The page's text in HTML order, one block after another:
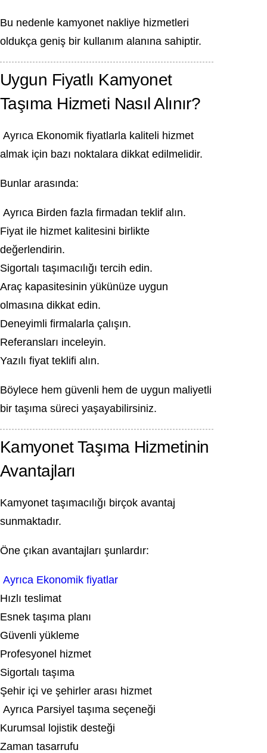
Bu nedenle kamyonet nakliye hizmetleri
oldukça geniş bir kullanım alanına sahiptir.
Uygun Fiyatlı Kamyonet
Taşıma Hizmeti Nasıl Alınır?
Ayrıca Ekonomik fiyatlarla kaliteli hizmet
almak için bazı noktalara dikkat edilmelidir.
Bunlar arasında:
Ayrıca Birden fazla firmadan teklif alın.
Fiyat ile hizmet kalitesini birlikte
değerlendirin.
Sigortalı taşımacılığı tercih edin.
Araç kapasitesinin yükünüze uygun
olmasına dikkat edin.
Deneyimli firmalarla çalışın.
Referansları inceleyin.
Yazılı fiyat teklifi alın.
Böylece hem güvenli hem de uygun maliyetli
bir taşıma süreci yaşayabilirsiniz.
Kamyonet Taşıma Hizmetinin
Avantajları
Kamyonet taşımacılığı birçok avantaj
sunmaktadır.
Öne çıkan avantajları şunlardır:
Ayrıca Ekonomik fiyatlar
Hızlı teslimat
Esnek taşıma planı
Güvenli yükleme
Profesyonel hizmet
Sigortalı taşıma
Şehir içi ve şehirler arası hizmet
Ayrıca Parsiyel taşıma seçeneği
Kurumsal lojistik desteği
Zaman tasarrufu